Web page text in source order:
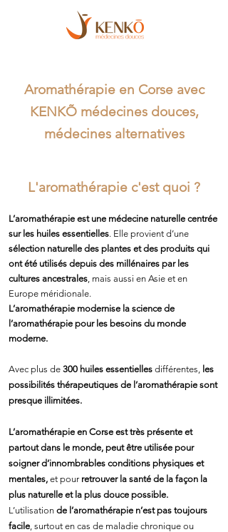
Aromathérapie en Corse avec
KENKÕ médecines douces,
médecines alternatives
L'aromathérapie c'est quoi ?
L’aromathérapie est une médecine naturelle centrée
sur les huiles essentielles. Elle provient d’une
sélection naturelle des plantes et des produits qui
ont été utilisés depuis des millénaires par les
cultures ancestrales, mais aussi en Asie et en
Europe méridionale.
L’aromathérapie modernise la science de
l’aromathérapie pour les besoins du monde
moderne.
Avec plus de 300 huiles essentielles différentes, les
possibilités thérapeutiques de l’aromathérapie sont
presque illimitées.
L’aromathérapie en Corse est très présente et
partout dans le monde, peut être utilisée pour
soigner d’innombrables conditions physiques et
mentales, et pour retrouver la santé de la façon la
plus naturelle et la plus douce possible.
L’utilisation de l’aromathérapie n’est pas toujours
facile, surtout en cas de maladie chronique ou